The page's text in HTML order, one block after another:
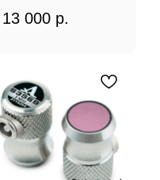
13 000 р.